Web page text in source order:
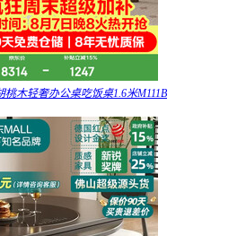
木轻奢办公桌吃饭桌1.6米M111B